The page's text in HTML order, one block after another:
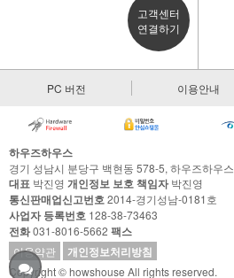
고객센터
연결하기
PC 버전 이용안내
하우즈하우스
경기 성남시 분당구 백현동 578-5, 하우즈하우스
대표 박진영 개인정보 보호 책임자박진영
통신판매업신고번호2014-경기성남-0181호
사업자 등록번호 128-38-73463
전화031-8016-5662 팩스
이용약관 개인정보처리방침
Copyright © howshouse All rights reserved.